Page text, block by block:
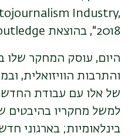
Industry,
2018", בהוצאת
היום, עוסק המחקר שלו
והתרבות הוויזואלית,
של אלו עם עבודת
למשל מחקריו בהיבטים
בינלאומיות; בארגוני